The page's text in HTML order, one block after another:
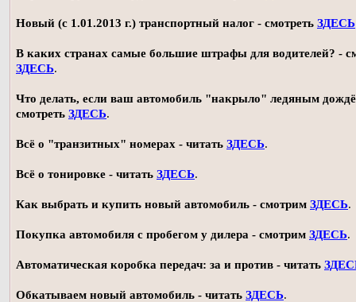
Новый (с 1.01.2013 г.) транспортный налог - смотреть ЗДЕСЬ
В каких странах самые большие штрафы для водителей? -
ЗДЕСЬ.
Что делать, если ваш автомобиль "накрыло" ледяным
смотреть ЗДЕСЬ.
Всё о "транзитных" номерах - читать ЗДЕСЬ.
Всё о тонировке - читать ЗДЕСЬ.
Как выбрать и купить новый автомобиль - смотрим ЗДЕСЬ.
Покупка автомобиля с пробегом у дилера - смотрим ЗДЕСЬ.
Автоматическая коробка передач: за и против - читать
Обкатываем новый автомобиль - читать ЗДЕСЬ.